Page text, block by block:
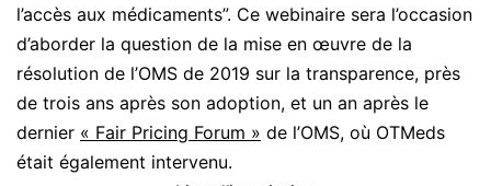
l’accès aux médicaments”. Ce webinaire sera l’occasion
d’aborder la question de la mise en œuvre de la
résolution de l’OMS de 2019 sur la transparence, près
de trois ans après son adoption, et un an après le
dernier « Fair Pricing Forum » de l’OMS, où OTMeds
était également intervenu.